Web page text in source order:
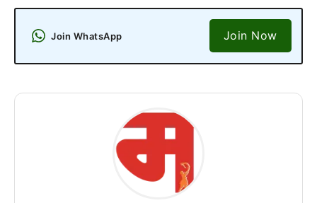
Join WhatsApp Join Now